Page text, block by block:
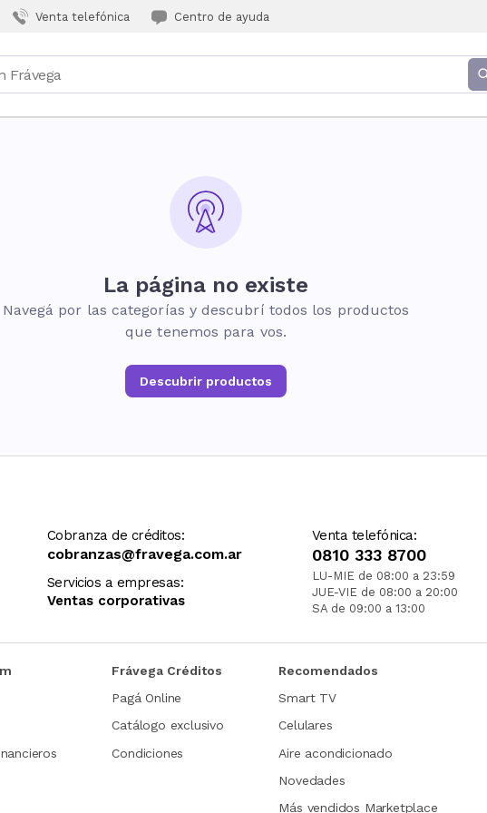
Venta telefónica Centro de ayuda
La página no existe
Navegá por las categorías y descubrí todos los productos
que tenemos para vos.
Descubrir productos
Cobranza de créditos:
cobranzas@fravega.com.ar
Servicios a empresas:
Ventas corporativas
Venta telefónica:
0810 333 8700
LU-MIE de 08:00 a 23:59
JUE-VIE de 08:00 a 20:00
SA de 09:00 a 13:00
Frávega Créditos
Pagá Online
Catálogo exclusivo
Condiciones
Recomendados
Smart TV
Celulares
Aire acondicionado
Novedades
Más vendidos Marketplace